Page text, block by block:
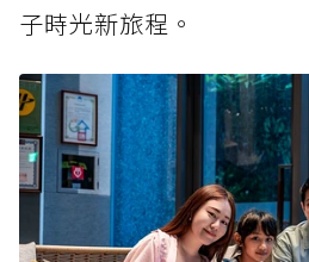
子時光新旅程。